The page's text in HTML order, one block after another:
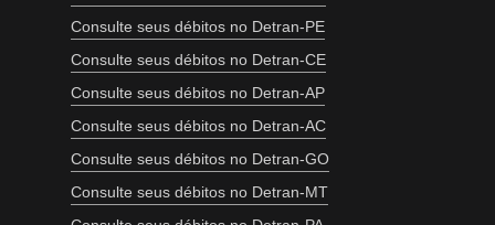
Consulte seus débitos no Detran-PE
Consulte seus débitos no Detran-CE
Consulte seus débitos no Detran-AP
Consulte seus débitos no Detran-AC
Consulte seus débitos no Detran-GO
Consulte seus débitos no Detran-MT